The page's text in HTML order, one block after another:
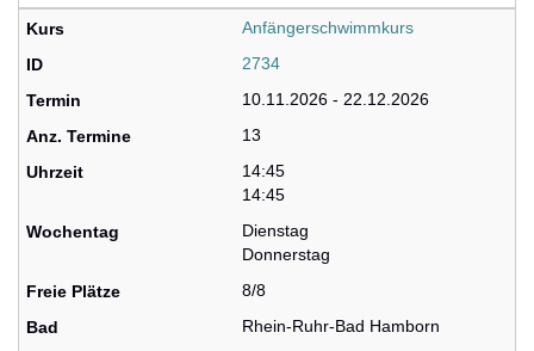
Anfängerschwimmkurs
2734
10.11.2026 - 22.12.2026
13
14:45
14:45
Dienstag
Donnerstag
8/8
Rhein-Ruhr-Bad Hamborn